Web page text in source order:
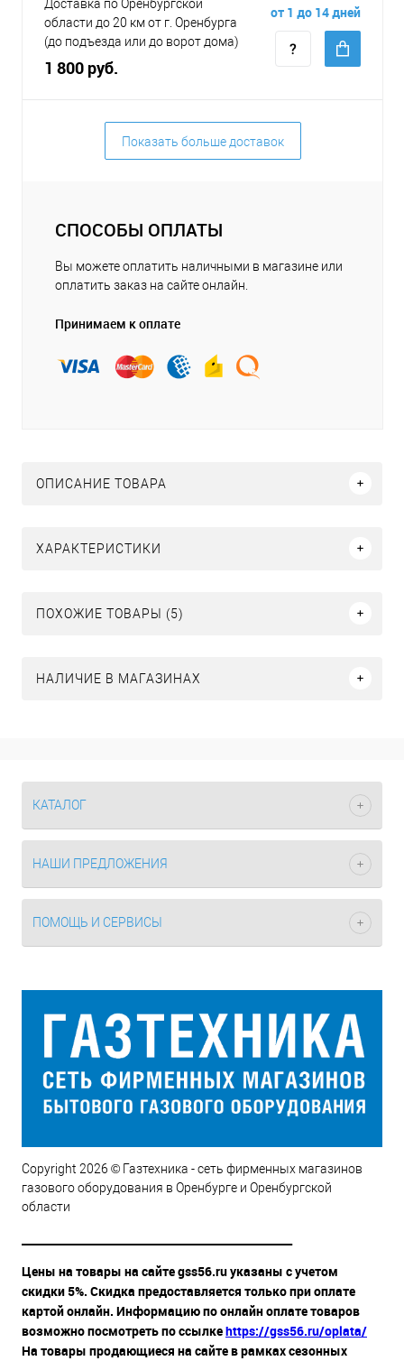
Доставка по Оренбургской
области до 20 км от г. Оренбурга
(до подъезда или до ворот дома)
1 800 руб.
от 1 до 14 дней
Показать больше доставок
СПОСОБЫ ОПЛАТЫ
Вы можете оплатить наличными в магазине или
оплатить заказ на сайте онлайн.
Принимаем к оплате
ОПИСАНИЕ ТОВАРА
ХАРАКТЕРИСТИКИ
ПОХОЖИЕ ТОВАРЫ (5)
НАЛИЧИЕ В МАГАЗИНАХ
КАТАЛОГ
НАШИ ПРЕДЛОЖЕНИЯ
ПОМОЩЬ И СЕРВИСЫ
Copyright 2026 © Газтехника - сеть фирменных магазинов
газового оборудования в Оренбурге и Оренбургской
области
Цены на товары на сайте gss56.ru указаны с учетом
скидки 5%. Скидка предоставляется только при оплате
картой онлайн. Информацию по онлайн оплате товаров
возможно посмотреть по ссылкеhttps://gss56.ru/oplata/
На товары продающиеся на сайте в рамках сезонных